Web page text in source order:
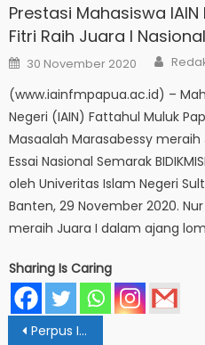
Prestasi Mahasiswa
Fitri Raih Juara I Nasional
Posted
on
30 November 2020
(www.iainfmpapua.ac.id) –
Negeri (IAIN) Fattahul Muluk
Masaalah Marasabessy
Essai Nasional Semarak
oleh Univeritas Islam Negeri
Banten, 29 November 2020.
meraih Juara I dalam ajang
Sharing Is Caring
Post
Perpus IAIN Papua Bahas Pedoman Akreditasi Bersama Uncen dan UM Papua